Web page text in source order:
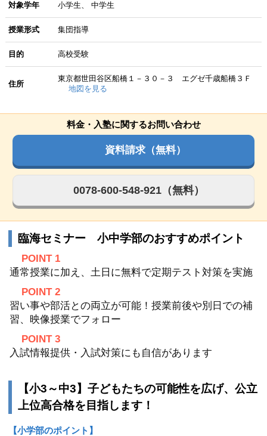
対象学年 小学生 中学生
授業形式 集団指導
目的 高校受験
住所
東京都世田谷区船橋１－３０－３ エグゼ千歳船橋３Ｆ
地図を見る
料金・入塾に関するお問い合わせ
資料請求（無料）
0078-600-548-921（無料）
臨海セミナー 小中学部のおすすめポイント
POINT 1
通常授業に加え、土日に無料で定期テスト対策を実施
POINT 2
習い事や部活との両立が可能！授業前後や別日での補
習、映像授業でフォロー
POINT 3
入試情報提供・入試対策にも自信があります
【小3～中3】子どもたちの可能性を広げ、公立
上位高合格を目指します！
【小学部のポイント】